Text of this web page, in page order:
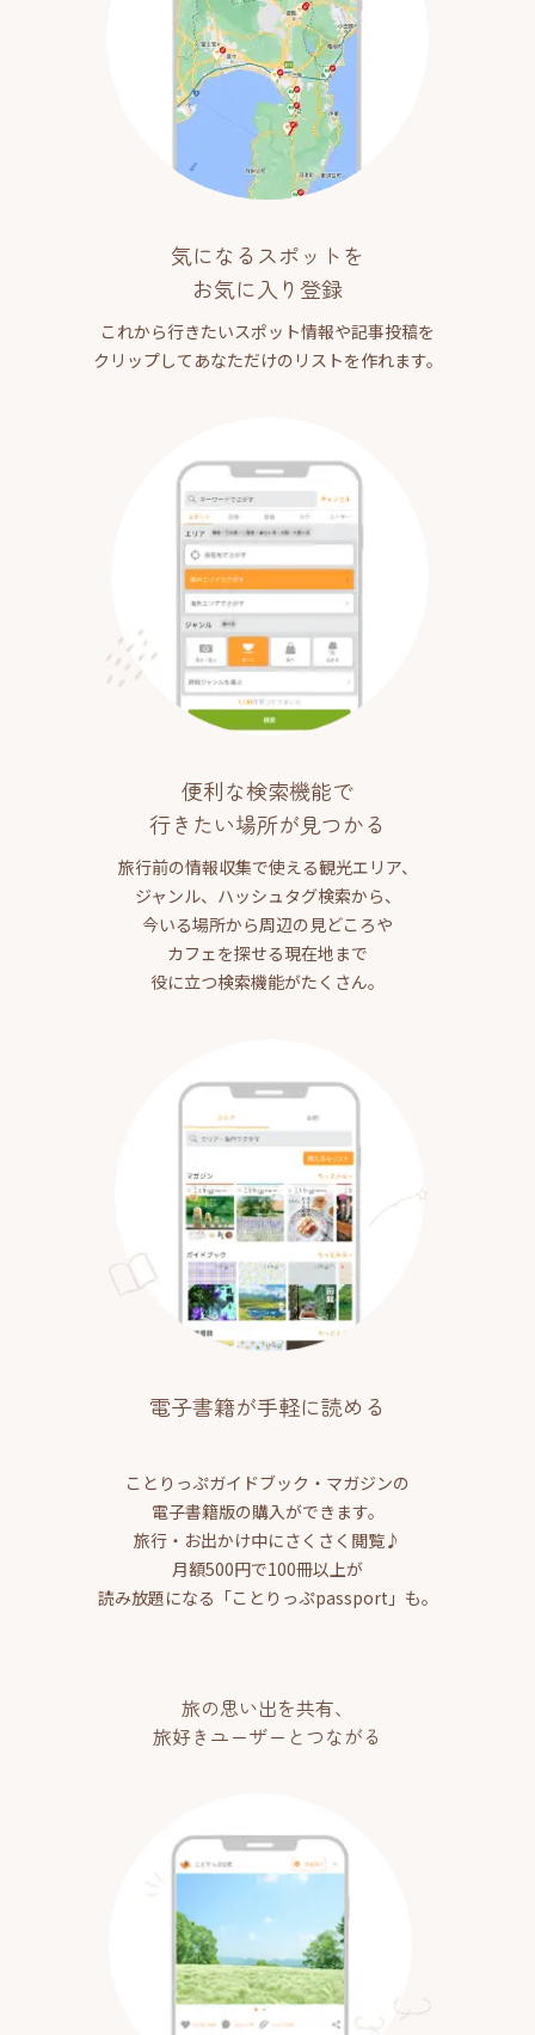
気になるスポットを
お気に入り登録
これから行きたいスポット情報や記事投稿を
クリップしてあなただけのリストを作れます。
便利な検索機能で
行きたい場所が見つかる
旅行前の情報収集で使える観光エリア、
ジャンル、ハッシュタグ検索から、
今いる場所から周辺の見どころや
カフェを探せる現在地まで
役に立つ検索機能がたくさん。
電子書籍が手軽に読める
ことりっぷガイドブック・マガジンの
電子書籍版の購入ができます。
旅行・お出かけ中にさくさく閲覧♪
月額500円で100冊以上が
読み放題になる「ことりっぷpassport」も。
旅の思い出を共有、
旅好きユーザーとつながる